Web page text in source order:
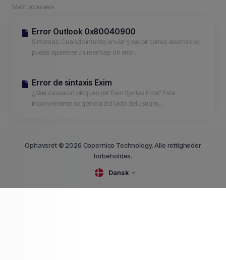
Mest populære
Error Outlook 0x80040900
Síntomas: Cuando intenta enviar y recibir correo electrónico,
puede aparecer un mensaje de error...
Error de sintaxis Exim
¿Qué causa un bloqueo por Exim Syntax Error? Este
inconveniente se genera del lado del usuario,...
Ophavsret © 2026 Copernico Technology. Alle rettigheder
forbeholdes.
Dansk